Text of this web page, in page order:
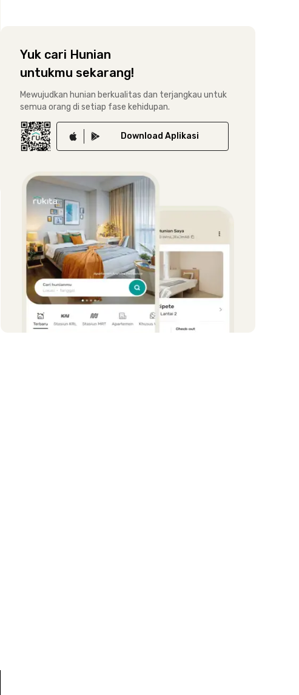
Yuk cari Hunian
untukmu sekarang!
Mewujudkan hunian berkualitas dan terjangkau untuk
semua orang di setiap fase kehidupan.
Download Aplikasi